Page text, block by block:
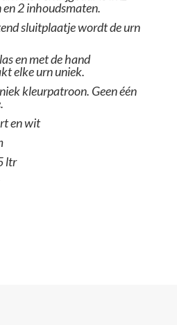
2 inhoudsmaten.
sluitplaatje wordt de urn
en met de hand
elke urn uniek.
kleurpatroon. Geen één
en wit
ltr